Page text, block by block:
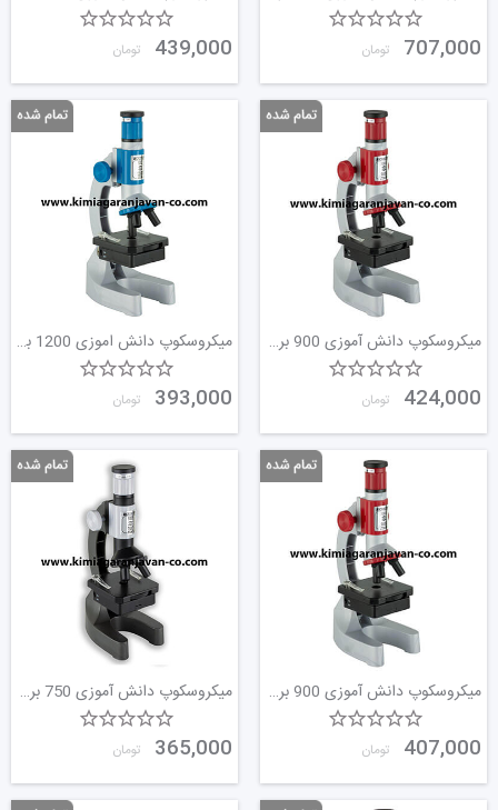
707,000 تومان 439,000 تومان
میکروسکوپ دانش آموزی 900 برابر بزرگ
424,000 تومان
میکروسکوپ دانش اموزی 1200 برابر
393,000 تومان
میکروسکوپ دانش آموزی 900 برابر
407,000 تومان
میکروسکوپ دانش آموزی 750 برابر
365,000 تومان